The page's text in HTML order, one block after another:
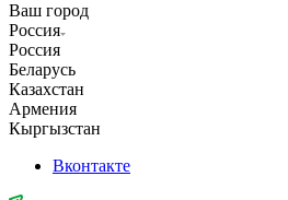
Ваш город
Россия
Россия
Беларусь
Казахстан
Армения
Кыргызстан
Вконтакте